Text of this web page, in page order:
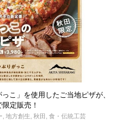
こ」を使用したご当地ピザが、
定販売！
, 地方創生, 秋田 , 食・伝統工芸